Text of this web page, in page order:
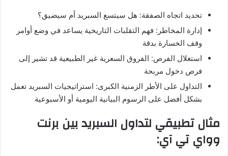
تحديد اتجاه الصفقة: هل سيتسع السبريد أم سيضيق؟
إدارة المخاطر: فهم التقلبات التاريخية يساعد في وضع أوامر
وقف الخسارة بدقة
استغلال الفرص: الفروق السعرية غير الطبيعية قد تشير إلى
فرص دخول مربحة
التداول على الأطر الزمنية الكبرى: استراتيجيات السبريد تعمل
بشكل أفضل على الرسوم البيانية اليومية أو الأسبوعية
مثال تطبيقي لتداول السبريد بين برنت
وواي تي آي: